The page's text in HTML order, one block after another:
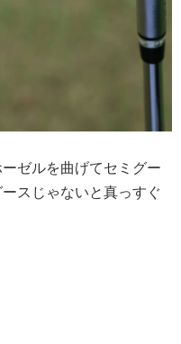
ゼルを曲げてセミグー
スじゃないと真っすぐ